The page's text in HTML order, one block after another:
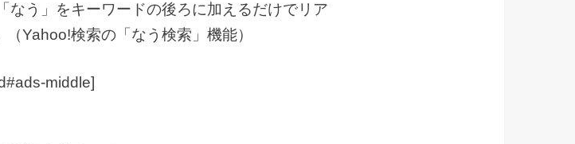
う」をキーワードの後ろに加えるだけでリア
Yahoo!検索の「なう検索」機能）
middle]